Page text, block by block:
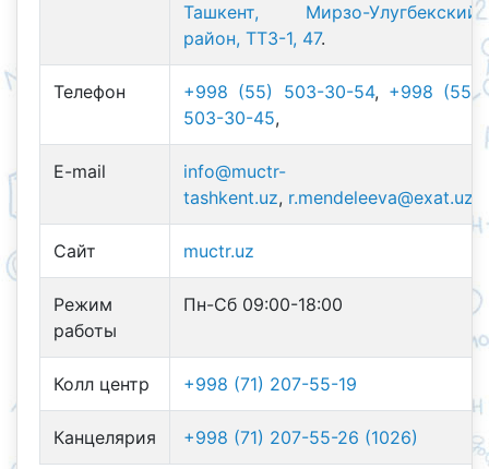
Ташкент, Мирзо-Улугбекский
район, ТТЗ-1, 47.
Телефон +998 (55) 503-30-54, +998 (55)
503-30-45,
E-mail
info@muctr-
tashkent.uz, r.mendeleeva@exat.uz
Сайт muctr.uz
Режим
работы
Пн-Сб 09:00-18:00
Колл центр +998 (71) 207-55-19
Канцелярия +998 (71) 207-55-26 (1026)